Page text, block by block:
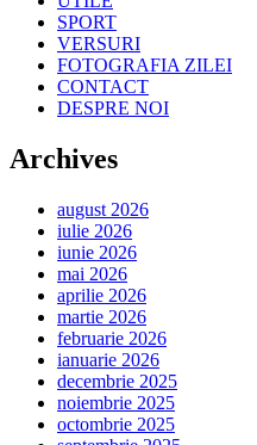
SPORT
VERSURI
FOTOGRAFIA ZILEI
CONTACT
DESPRE NOI
Archives
august 2026
iulie 2026
iunie 2026
mai 2026
aprilie 2026
martie 2026
februarie 2026
ianuarie 2026
decembrie 2025
noiembrie 2025
octombrie 2025